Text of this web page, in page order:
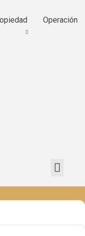
Operación